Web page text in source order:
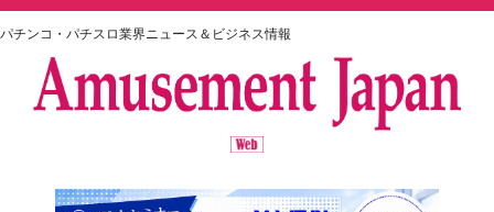
パチンコ・パチスロ業界ニュース＆ビジネス情報